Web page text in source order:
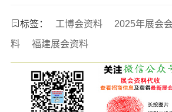
标签： 工博会资料 2025年展会
料
福建展会资料